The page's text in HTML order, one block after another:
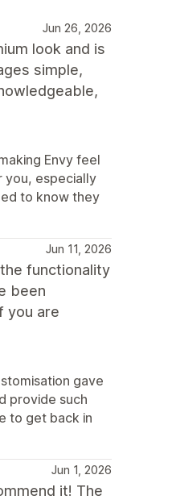
Jun 26, 2026
look and is
simple,
Envy feel
you, especially
to know they
Jun 11, 2026
functionality
been
you are
gave
provide such
to get back in
Jun 1, 2026
it! The